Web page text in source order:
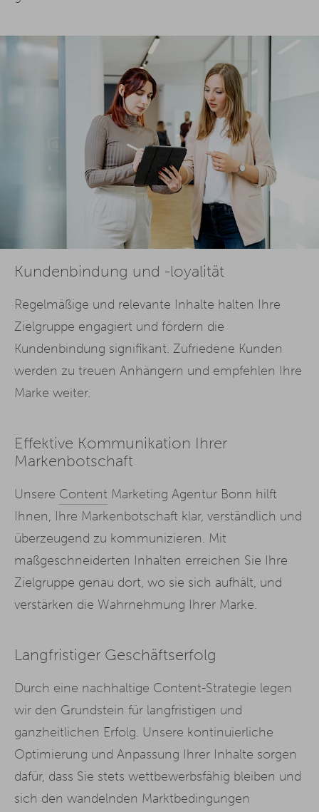
Kundenbindung und -loyalität
Regelmäßige und relevante Inhalte halten Ihre
Zielgruppe engagiert und fördern die
Kundenbindung signifikant. Zufriedene Kunden
werden zu treuen Anhängern und empfehlen Ihre
Marke weiter.
Effektive Kommunikation Ihrer
Markenbotschaft
Unsere Content Marketing Agentur Bonn hilft
Ihnen, Ihre Markenbotschaft klar, verständlich und
überzeugend zu kommunizieren. Mit
maßgeschneiderten Inhalten erreichen Sie Ihre
Zielgruppe genau dort, wo sie sich aufhält, und
verstärken die Wahrnehmung Ihrer Marke.
Langfristiger Geschäftserfolg
Durch eine nachhaltige Content-Strategie legen
wir den Grundstein für langfristigen und
ganzheitlichen Erfolg. Unsere kontinuierliche
Optimierung und Anpassung Ihrer Inhalte sorgen
dafür, dass Sie stets wettbewerbsfähig bleiben und
sich den wandelnden Marktbedingungen